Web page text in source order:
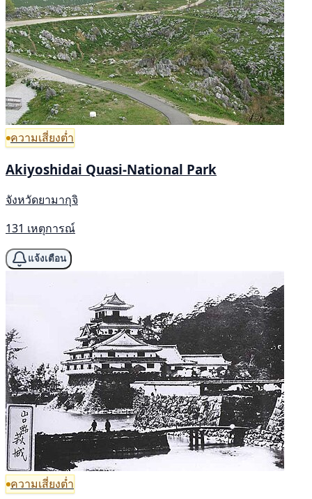
ความเสี่ยงต่ำ
Akiyoshidai Quasi-National Park
จังหวัดยามากุจิ
131 เหตุการณ์
แจ้งเตือน
ความเสี่ยงต่ำ